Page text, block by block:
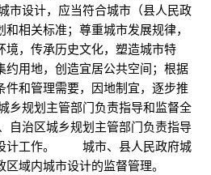
计，应当符合城市（县人民政
相关标准；尊重城市发展规律，
境，传承历史文化，塑造城市特
约用地，创造宜居公共空间；根据
和管理需要，因地制宜，逐步推
划主管部门负责指导和监督全
治区城乡规划主管部门负责指导
计工作。 城市、县人民政府城
区域内城市设计的监督管理。